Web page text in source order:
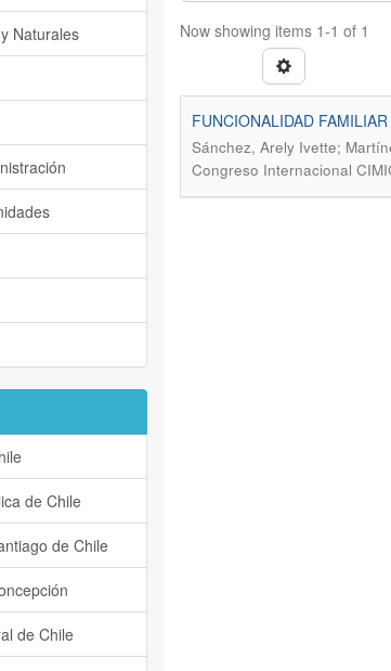
Now showing items 1-1 of 1
FUNCIONALIDAD
Sánchez, Arely Ivette;
Congreso Internacional
Naturales
de Chile
de Chile
de Chile